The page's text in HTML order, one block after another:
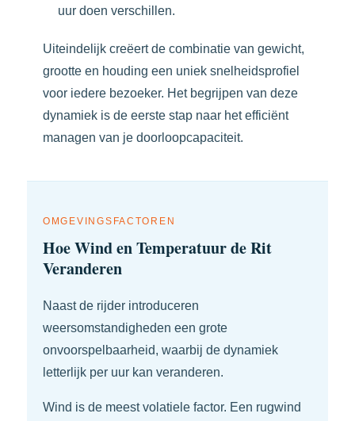
uur doen verschillen.
Uiteindelijk creëert de combinatie van gewicht,
grootte en houding een uniek snelheidsprofiel
voor iedere bezoeker. Het begrijpen van deze
dynamiek is de eerste stap naar het efficiënt
managen van je doorloopcapaciteit.
OMGEVINGSFACTOREN
Hoe Wind en Temperatuur de Rit
Veranderen
Naast de rijder introduceren
weersomstandigheden een grote
onvoorspelbaarheid, waarbij de dynamiek
letterlijk per uur kan veranderen.
Wind is de meest volatiele factor. Een rugwind